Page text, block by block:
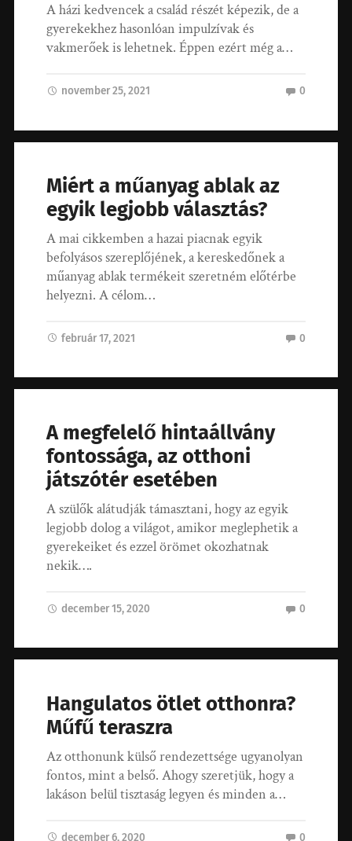
A házi kedvencek a család részét képezik, de a
gyerekekhez hasonlóan impulzívak és
vakmerőek is lehetnek. Éppen ezért még a…
november 25, 2021 0
Miért a műanyag ablak az
egyik legjobb választás?
A mai cikkemben a hazai piacnak egyik
befolyásos szereplőjének, a kereskedőnek a
műanyag ablak termékeit szeretném előtérbe
helyezni. A célom…
február 17, 2021 0
A megfelelő hintaállvány
fontossága, az otthoni
játszótér esetében
A szülők alátudják támasztani, hogy az egyik
legjobb dolog a világot, amikor meglephetik a
gyerekeiket és ezzel örömet okozhatnak
nekik….
december 15, 2020 0
Hangulatos ötlet otthonra?
Műfű teraszra
Az otthonunk külső rendezettsége ugyanolyan
fontos, mint a belső. Ahogy szeretjük, hogy a
lakáson belül tisztaság legyen és minden a…
december 6, 2020 0